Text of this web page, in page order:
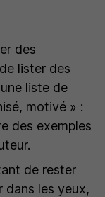
des
lister des
liste de
motivé » :
des exemples
de rester
dans les yeux,